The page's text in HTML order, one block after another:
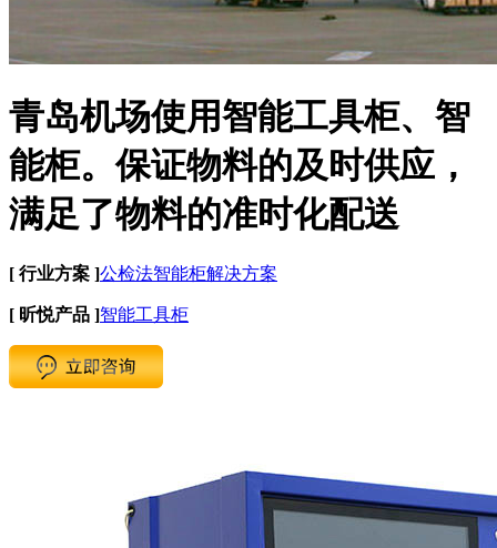
青岛机场使用智能工具柜、智
能柜。保证物料的及时供应，
满足了物料的准时化配送
[ 行业方案 ]公检法智能柜解决方案
[ 昕悦产品 ]智能工具柜